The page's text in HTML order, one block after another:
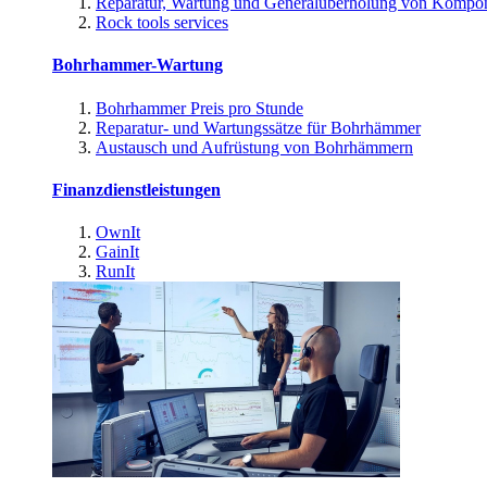
Rock tools services
Bohrhammer-Wartung
Bohrhammer Preis pro Stunde
Reparatur- und Wartungssätze für Bohrhämmer
Austausch und Aufrüstung von Bohrhämmern
Finanzdienstleistungen
OwnIt
GainIt
RunIt